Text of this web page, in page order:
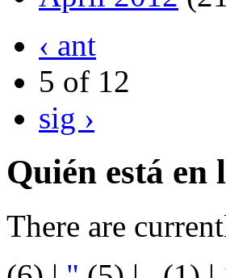
‹ ant
5 of 12
sig ›
Quién está en
There are